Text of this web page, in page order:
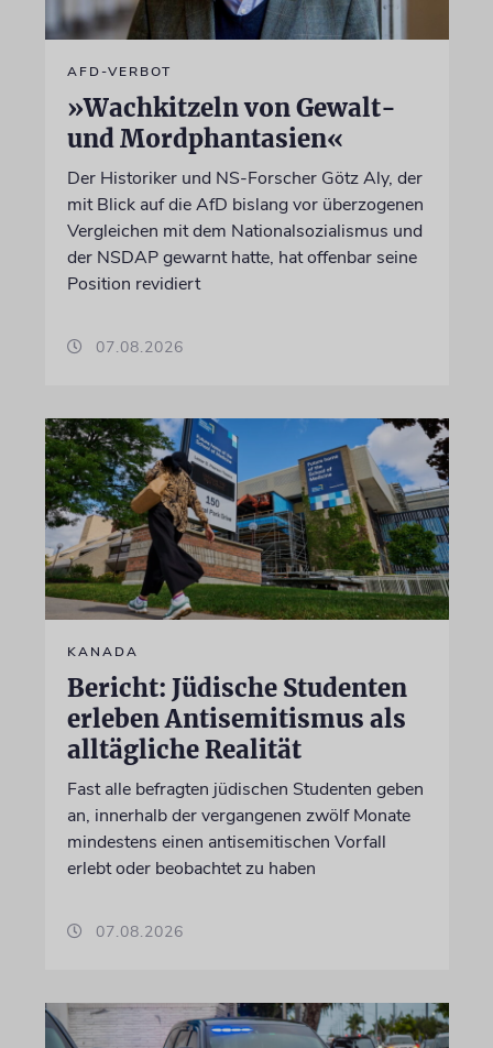
AFD-VERBOT
»Wachkitzeln von Gewalt-
und Mordphantasien«
Der Historiker und NS-Forscher Götz Aly, der
mit Blick auf die AfD bislang vor überzogenen
Vergleichen mit dem Nationalsozialismus und
der NSDAP gewarnt hatte, hat offenbar seine
Position revidiert
07.08.2026
KANADA
Bericht: Jüdische Studenten
erleben Antisemitismus als
alltägliche Realität
Fast alle befragten jüdischen Studenten geben
an, innerhalb der vergangenen zwölf Monate
mindestens einen antisemitischen Vorfall
erlebt oder beobachtet zu haben
07.08.2026